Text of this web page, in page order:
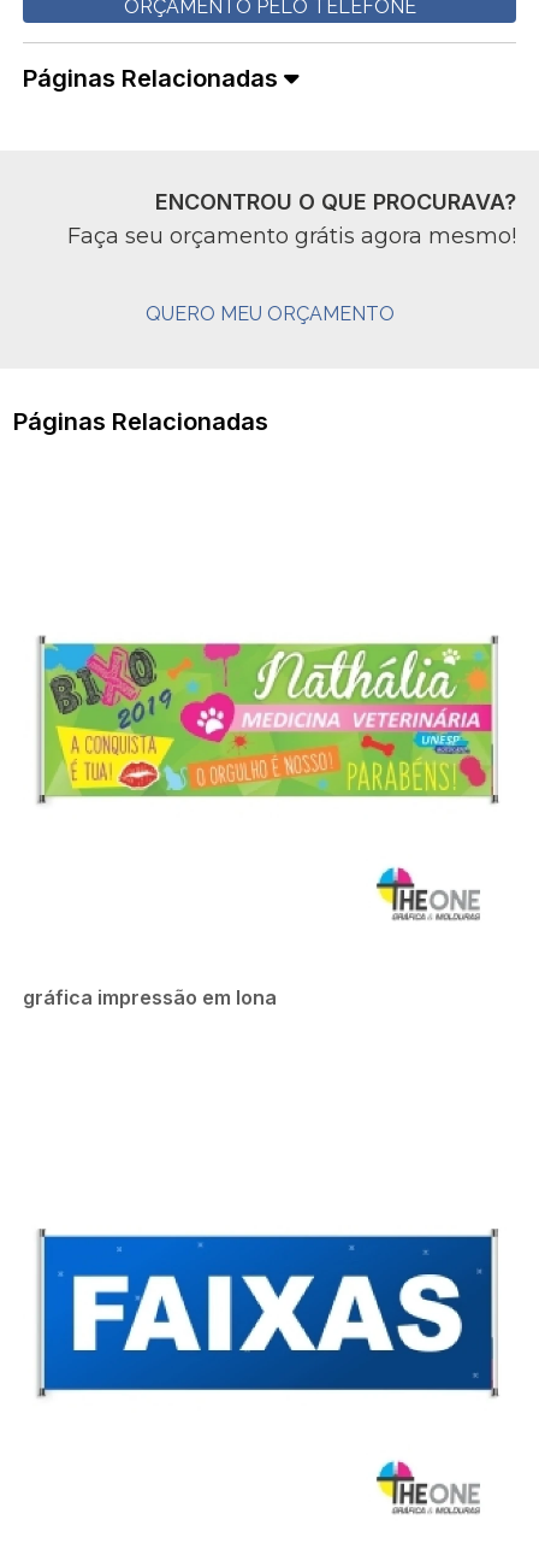
ORÇAMENTO PELO TELEFONE
Páginas Relacionadas
ENCONTROU O QUE PROCURAVA?
Faça seu orçamento grátis agora mesmo!
QUERO MEU ORÇAMENTO
Páginas Relacionadas
gráfica impressão em lona